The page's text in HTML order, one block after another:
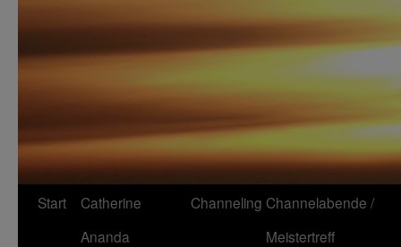
Start
Catherine
Ananda
Channeling Channelabende /
Meistertreff